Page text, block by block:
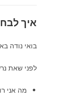
איך
בואי נודה
לפני שאת
מה אני